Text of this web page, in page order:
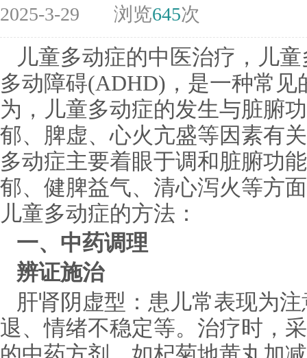
2025-3-29 浏览645次
儿童多动症的中医治疗，儿
多动障碍(ADHD)，是一种常
为，儿童多动症的发生与脏腑
郁、脾虚、心火亢盛等因素有
多动症主要着眼于调和脏腑功
郁、健脾益气、清心泻火等方
儿童多动症的方法：
一、中药调理
辨证施治
肝肾阴虚型：患儿常表现为
退、情绪不稳定等。治疗时，